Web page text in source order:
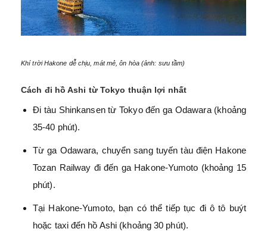
Khí trời Hakone dễ chịu, mát mẻ, ôn hòa (ảnh: sưu tầm)
Cách đi hồ Ashi từ Tokyo thuận lợi nhất
Đi tàu Shinkansen từ Tokyo đến ga Odawara (khoảng
35-40 phút).
Từ ga Odawara, chuyển sang tuyến tàu điện Hakone
Tozan Railway đi đến ga Hakone-Yumoto (khoảng 15
phút).
Tại Hakone-Yumoto, bạn có thể tiếp tục đi ô tô buýt
hoặc taxi đến hồ Ashi (khoảng 30 phút).